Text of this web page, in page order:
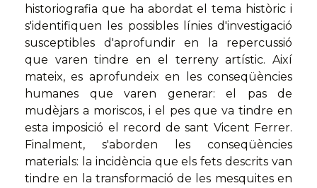
historiografia que ha abordat el tema històric i
s'identifiquen les possibles línies d'investigació
susceptibles d'aprofundir en la repercussió
que varen tindre en el terreny artístic. Així
mateix, es aprofundeix en les conseqüències
humanes que varen generar: el pas de
mudèjars a moriscos, i el pes que va tindre en
esta imposició el record de sant Vicent Ferrer.
Finalment, s'aborden les conseqüències
materials: la incidència que els fets descrits van
tindre en la transformació de les mesquites en